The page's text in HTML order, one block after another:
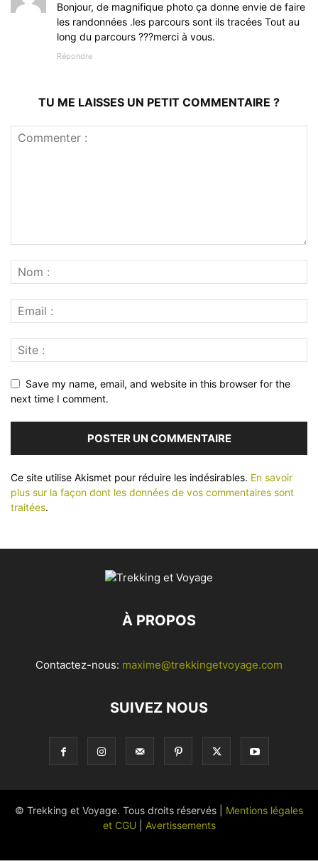
Bonjour, de magnifique photo ça donne envie de faire
les randonnées .les parcours sont ils tracées Tout au
long du parcours ???merci à vous.
Répondre
TU ME LAISSES UN PETIT COMMENTAIRE ?
Save my name, email, and website in this browser for the
next time I comment.
Ce site utilise Akismet pour réduire les indésirables. En savoir
plus sur la façon dont les données de vos commentaires sont
traitées.
À PROPOS
Contactez-nous: maxime@trekkingetvoyage.com
SUIVEZ NOUS
© Trekking et Voyage. Tous droits réservés | Mentions légales
et CGU
Avertissements